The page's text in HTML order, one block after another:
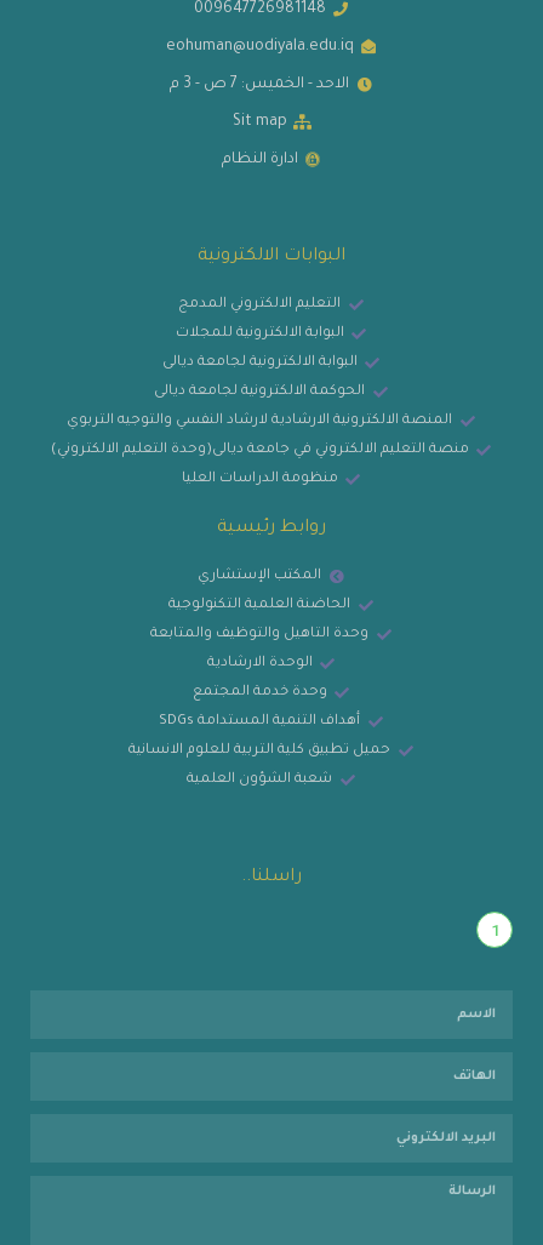
009647726981148
eohuman@uodiyala.edu.iq
الاحد - الخميس: 7 ص - 3 م
Sit map
ادارة النظام
البوابات الالكترونية
التعليم الالكتروني المدمج
البوابة الالكترونية للمجلات
البوابة الالكترونية لجامعة ديالى
الحوكمة الالكترونية لجامعة ديالى
المنصة الالكترونية الارشادية لارشاد النفسي والتوجيه التربوي
منصة التعليم الالكتروني في جامعة ديالى(وحدة التعليم الالكتروني)
منظومة الدراسات العليا
روابط رئيسية
المكتب الإستشاري
الحاضنة العلمية التكنولوجية
وحدة التاهيل والتوظيف والمتابعة
الوحدة الارشادية
وحدة خدمة المجتمع
أهداف التنمية المستدامة SDGs
حميل تطبيق كلية التربية للعلوم الانسانية
شعبة الشؤون العلمية
راسلنا..
1